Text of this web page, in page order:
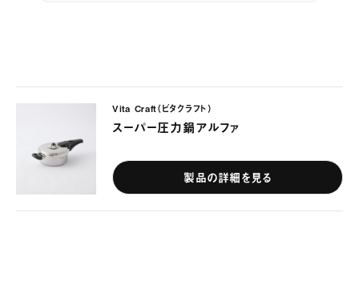
Vita Craft（ビタクラフト）
スーパー圧力鍋アルファ
製品の詳細を見る